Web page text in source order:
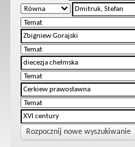
Rozpocznij nowe wyszukiwanie